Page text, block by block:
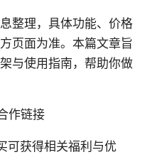
整理，具体功能、价格
页面为准。本篇文章旨
与使用指南，帮助你做
作链接
可获得相关福利与优